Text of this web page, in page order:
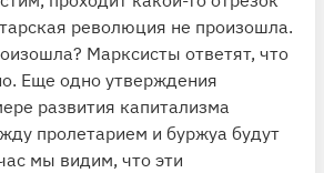
революция не произошла.
Марксисты ответят, что
Еще одно утверждения
развития капитализма
пролетарием и буржуа будут
мы видим, что эти